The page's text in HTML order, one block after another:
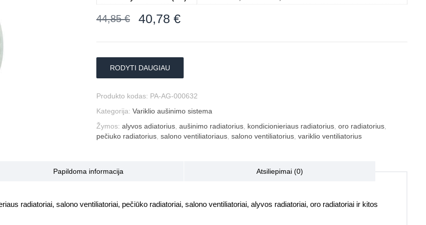
44,85€ 40,78 €
RODYTI DAUGIAU
Produkto kodas: PA-AG-000632
Kategorija: Variklio aušinimo sistema
Žymos: alyvos adiatorius aušinimo radiatorius kondicionieriaus radiatorius oro radiatorius
pečiuko radiatorius salono ventiliatoriaus salono ventiliatorius variklio ventiliatorius
Papildoma informacija Atsiliepimai (0)
radiatoriai, salono ventiliatoriai, pečiūko radiatoriai, salono ventiliatoriai, alyvos radiatoriai, oro radiatoriai ir kitos